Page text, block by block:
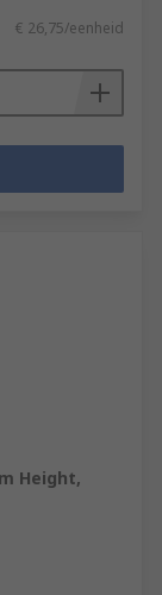
€ 26,75/eenheid
Height,